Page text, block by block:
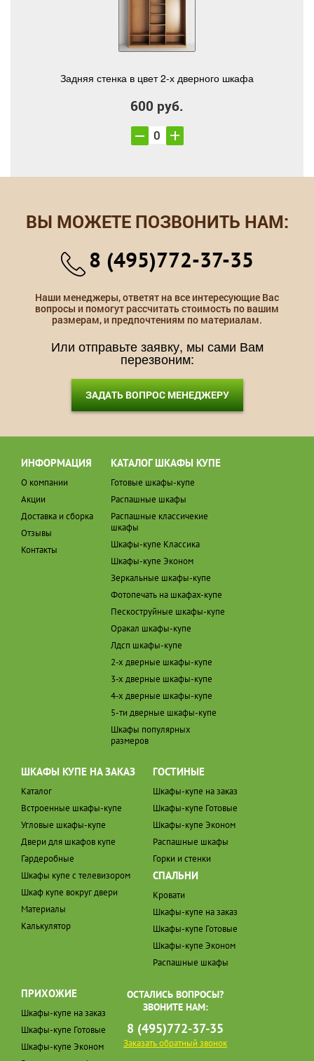
Задняя стенка в цвет 2-х дверного шкафа
600 руб.
ВЫ МОЖЕТЕ ПОЗВОНИТЬ НАМ:
8 (495)772-37-35
Наши менеджеры, ответят на все интересующие Вас
вопросы и помогут рассчитать стоимость по вашим
размерам, и предпочтениям по материалам.
Или отправьте заявку, мы сами Вам
перезвоним:
ЗАДАТЬ ВОПРОС МЕНЕДЖЕРУ
ИНФОРМАЦИЯ
О компании
Акции
Доставка и сборка
Отзывы
Контакты
КАТАЛОГ ШКАФЫ КУПЕ
Готовые шкафы-купе
Распашные шкафы
Распашные классичекие
шкафы
Шкафы-купе Классика
Шкафы-купе Эконом
Зеркальные шкафы-купе
Фотопечать на шкафах-купе
Пескоструйные шкафы-купе
Оракал шкафы-купе
Лдсп шкафы-купе
2-х дверные шкафы-купе
3-х дверные шкафы-купе
4-х дверные шкафы-купе
5-ти дверные шкафы-купе
Шкафы популярных
размеров
ШКАФЫ КУПЕ НА ЗАКАЗ
Каталог
Встроенные шкафы-купе
Угловые шкафы-купе
Двери для шкафов купе
Гардеробные
Шкафы купе с телевизором
Шкаф купе вокруг двери
Материалы
Калькулятор
ГОСТИНЫЕ
Шкафы-купе на заказ
Шкафы-купе Готовые
Шкафы-купе Эконом
Распашные шкафы
Горки и стенки
СПАЛЬНИ
Кровати
Шкафы-купе на заказ
Шкафы-купе Готовые
Шкафы-купе Эконом
Распашные шкафы
ПРИХОЖИЕ
Шкафы-купе на заказ
Шкафы-купе Готовые
Шкафы-купе Эконом
ОСТАЛИСЬ ВОПРОСЫ?
ЗВОНИТЕ НАМ:
8 (495)772-37-35
Заказать обратный звонок